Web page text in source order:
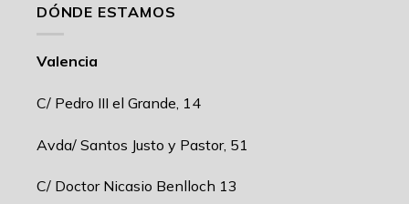
DÓNDE ESTAMOS
Valencia
C/ Pedro III el Grande, 14
Avda/ Santos Justo y Pastor, 51
C/ Doctor Nicasio Benlloch 13